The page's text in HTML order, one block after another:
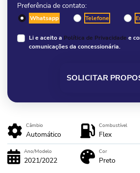
Preferência de contato:
Whatsapp Telefone
Li e aceito a Política de Privacidade e
comunicações da concessionária.
SOLICITAR
Câmbio
Automático
Combustível
Flex
Ano/Modelo
2021/2022
Cor
Preto